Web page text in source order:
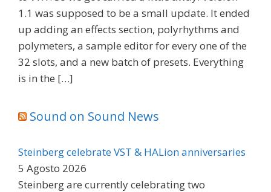
1.1 was supposed to be a small update. It ended
up adding an effects section, polyrhythms and
polymeters, a sample editor for every one of the
32 slots, and a new batch of presets. Everything
is in the […]
Sound on Sound News
Steinberg celebrate VST & HALion anniversaries
5 Agosto 2026
Steinberg are currently celebrating two